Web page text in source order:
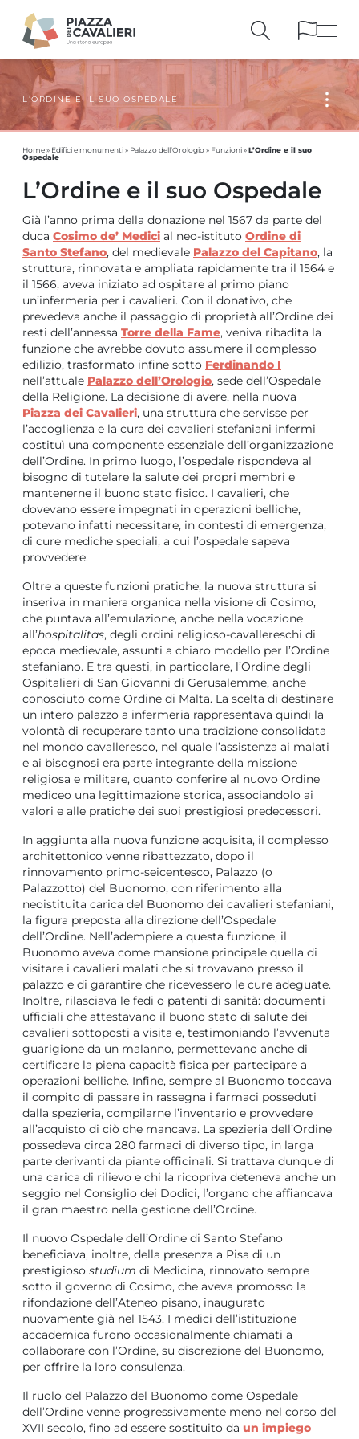
EDIFICIE MONUMENTI
LA PIAZZANEI SECOLI
PERSONAGGIE TESTIMONIANZE
PUBBLICAZIONI
PERCORSIE PRENOTAZIONI
L’ORDINE E IL SUO OSPEDALE
Home» Edifici e monumenti» Palazzo dell’Orologio» Funzioni»L’Ordine e il suo
Ospedale
L’Ordine e il suo Ospedale
Già l’anno prima della donazione nel 1567 da parte del
duca Cosimo de’ Medici al neo-istituto Ordine di
Santo Stefano, del medievale Palazzo del Capitano, la
struttura, rinnovata e ampliata rapidamente tra il 1564 e
il 1566, aveva iniziato ad ospitare al primo piano
un’infermeria per i cavalieri. Con il donativo, che
prevedeva anche il passaggio di proprietà all’Ordine dei
resti dell’annessa Torre della Fame, veniva ribadita la
funzione che avrebbe dovuto assumere il complesso
edilizio, trasformato infine sotto Ferdinando I
nell’attuale Palazzo dell’Orologio, sede dell’Ospedale
della Religione. La decisione di avere, nella nuova
Piazza dei Cavalieri, una struttura che servisse per
l’accoglienza e la cura dei cavalieri stefaniani infermi
costituì una componente essenziale dell’organizzazione
dell’Ordine. In primo luogo, l’ospedale rispondeva al
bisogno di tutelare la salute dei propri membri e
mantenerne il buono stato fisico. I cavalieri, che
dovevano essere impegnati in operazioni belliche,
potevano infatti necessitare, in contesti di emergenza,
di cure mediche speciali, a cui l’ospedale sapeva
provvedere.
Oltre a queste funzioni pratiche, la nuova struttura si
inseriva in maniera organica nella visione di Cosimo,
che puntava all’emulazione, anche nella vocazione
all’hospitalitas, degli ordini religioso-cavallereschi di
epoca medievale, assunti a chiaro modello per l’Ordine
stefaniano. E tra questi, in particolare, l’Ordine degli
Ospitalieri di San Giovanni di Gerusalemme, anche
conosciuto come Ordine di Malta. La scelta di destinare
un intero palazzo a infermeria rappresentava quindi la
volontà di recuperare tanto una tradizione consolidata
nel mondo cavalleresco, nel quale l’assistenza ai malati
e ai bisognosi era parte integrante della missione
religiosa e militare, quanto conferire al nuovo Ordine
mediceo una legittimazione storica, associandolo ai
valori e alle pratiche dei suoi prestigiosi predecessori.
In aggiunta alla nuova funzione acquisita, il complesso
architettonico venne ribattezzato, dopo il
rinnovamento primo-seicentesco, Palazzo (o
Palazzotto) del Buonomo, con riferimento alla
neoistituita carica del Buonomo dei cavalieri stefaniani,
la figura preposta alla direzione dell’Ospedale
dell’Ordine. Nell’adempiere a questa funzione, il
Buonomo aveva come mansione principale quella di
visitare i cavalieri malati che si trovavano presso il
palazzo e di garantire che ricevessero le cure adeguate.
Inoltre, rilasciava le fedi o patenti di sanità: documenti
ufficiali che attestavano il buono stato di salute dei
cavalieri sottoposti a visita e, testimoniando l’avvenuta
guarigione da un malanno, permettevano anche di
certificare la piena capacità fisica per partecipare a
operazioni belliche. Infine, sempre al Buonomo toccava
il compito di passare in rassegna i farmaci posseduti
dalla spezieria, compilarne l’inventario e provvedere
all’acquisto di ciò che mancava. La spezieria dell’Ordine
possedeva circa 280 farmaci di diverso tipo, in larga
parte derivanti da piante officinali. Si trattava dunque di
una carica di rilievo e chi la ricopriva deteneva anche un
seggio nel Consiglio dei Dodici, l’organo che affiancava
il gran maestro nella gestione dell’Ordine.
Il nuovo Ospedale dell’Ordine di Santo Stefano
beneficiava, inoltre, della presenza a Pisa di un
prestigioso studium di Medicina, rinnovato sempre
sotto il governo di Cosimo, che aveva promosso la
rifondazione dell’Ateneo pisano, inaugurato
nuovamente già nel 1543. I medici dell’istituzione
accademica furono occasionalmente chiamati a
collaborare con l’Ordine, su discrezione del Buonomo,
per offrire la loro consulenza.
Il ruolo del Palazzo del Buonomo come Ospedale
dell’Ordine venne progressivamente meno nel corso del
XVII secolo, fino ad essere sostituito da un impiego